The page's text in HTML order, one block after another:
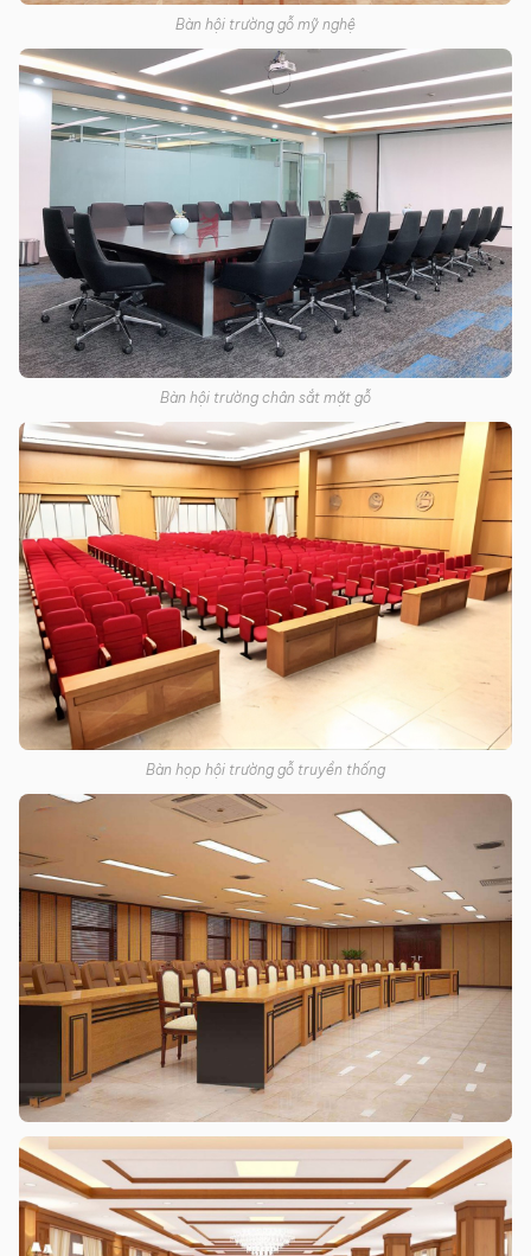
Bàn hội trường gỗ mỹ nghệ
Bàn hội trường chân sắt mặt gỗ
Bàn họp hội trường gỗ truyền thống